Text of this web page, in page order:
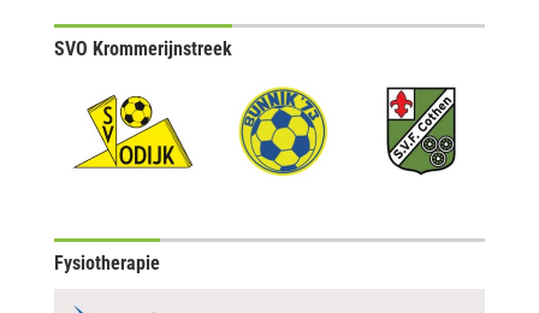
SVO Krommerijnstreek
Fysiotherapie